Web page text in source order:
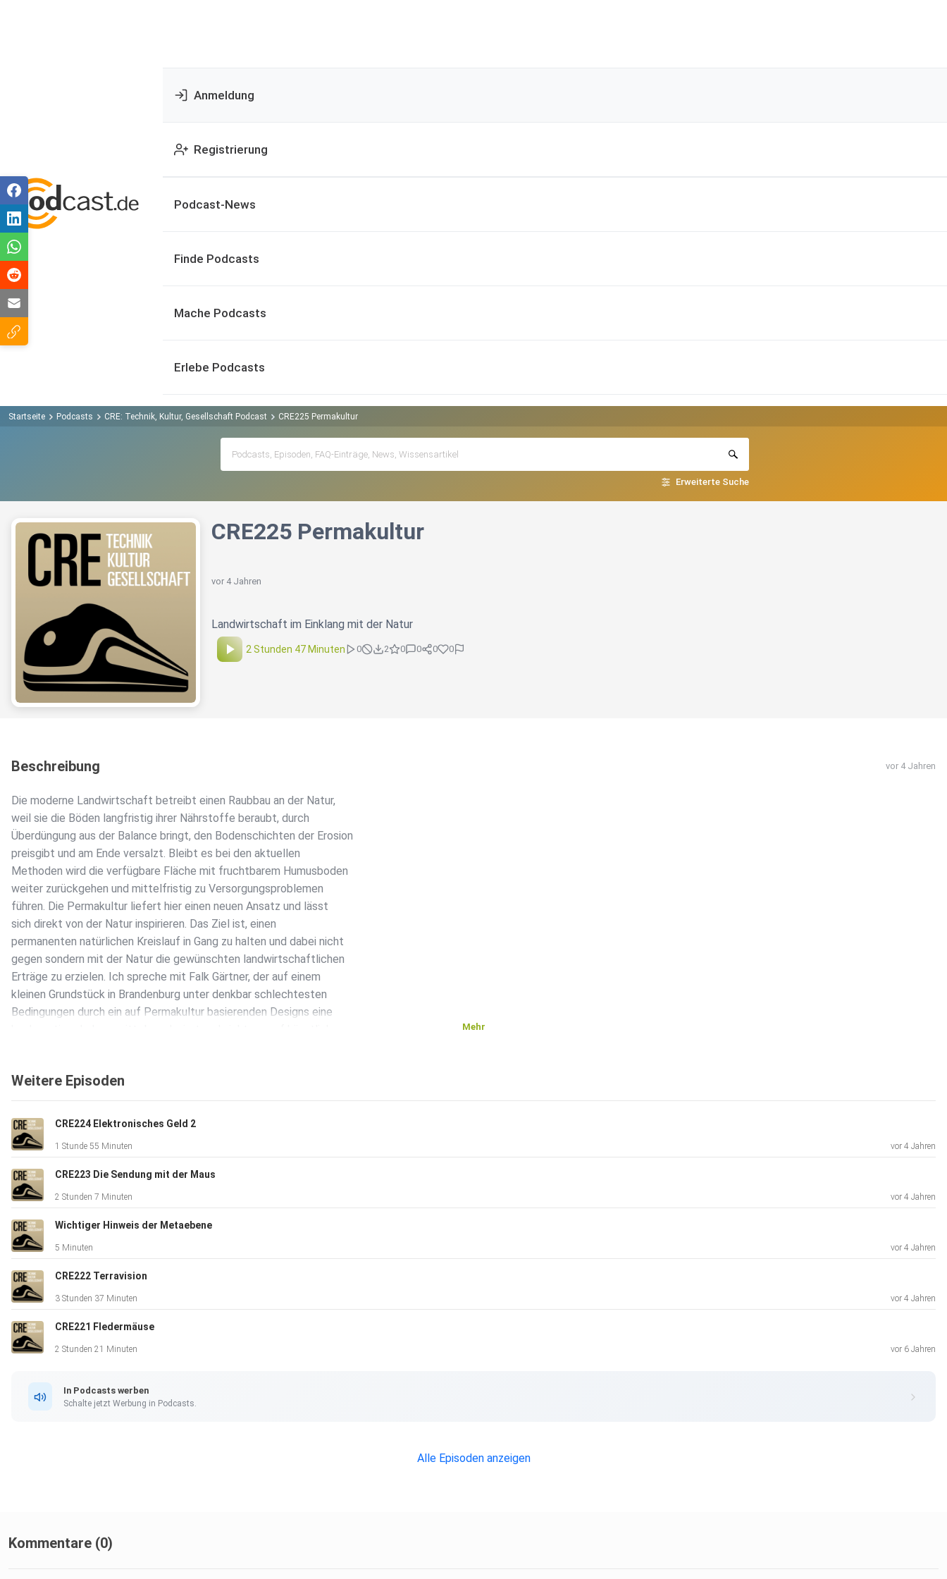
Anmeldung
Registrierung
Podcast-News
Finde Podcasts
Mache Podcasts
Erlebe Podcasts
Startseite Podcasts CRE: Technik, Kultur, Gesellschaft Podcast CRE225 Permakultur
Erweiterte Suche
CRE225 Permakultur
vor 4 Jahren
Landwirtschaft im Einklang mit der Natur
2 Stunden 47 Minuten 0 2 0 0 0 0
Beschreibung vor 4 Jahren
Die moderne Landwirtschaft betreibt einen Raubbau an der Natur,
weil sie die Böden langfristig ihrer Nährstoffe beraubt, durch
Überdüngung aus der Balance bringt, den Bodenschichten der Erosion
preisgibt und am Ende versalzt. Bleibt es bei den aktuellen
Methoden wird die verfügbare Fläche mit fruchtbarem Humusboden
weiter zurückgehen und mittelfristig zu Versorgungsproblemen
führen. Die Permakultur liefert hier einen neuen Ansatz und lässt
sich direkt von der Natur inspirieren. Das Ziel ist, einen
permanenten natürlichen Kreislauf in Gang zu halten und dabei nicht
gegen sondern mit der Natur die gewünschten landwirtschaftlichen
Erträge zu erzielen. Ich spreche mit Falk Gärtner, der auf einem
kleinen Grundstück in Brandenburg unter denkbar schlechtesten
Bedingungen durch ein auf Permakultur basierenden Designs eine
Mehr
Weitere Episoden
CRE224 Elektronisches Geld 2
1 Stunde 55 Minuten vor 4 Jahren
CRE223 Die Sendung mit der Maus
2 Stunden 7 Minuten vor 4 Jahren
Wichtiger Hinweis der Metaebene
5 Minuten vor 4 Jahren
CRE222 Terravision
3 Stunden 37 Minuten vor 4 Jahren
CRE221 Fledermäuse
2 Stunden 21 Minuten vor 6 Jahren
In Podcasts werben
Schalte jetzt Werbung in Podcasts.
Alle Episoden anzeigen
Kommentare (0)